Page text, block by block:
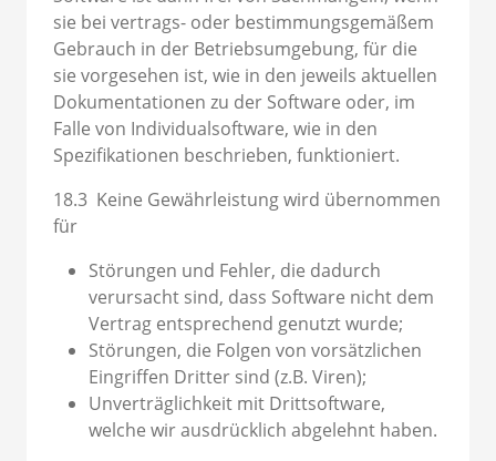
sie bei vertrags- oder bestimmungsgemäßem
Gebrauch in der Betriebsumgebung, für die
sie vorgesehen ist, wie in den jeweils aktuellen
Dokumentationen zu der Software oder, im
Falle von Individualsoftware, wie in den
Spezifikationen beschrieben, funktioniert.
18.3 Keine Gewährleistung wird übernommen
für
Störungen und Fehler, die dadurch
verursacht sind, dass Software nicht dem
Vertrag entsprechend genutzt wurde;
Störungen, die Folgen von vorsätzlichen
Eingriffen Dritter sind (z.B. Viren);
Unverträglichkeit mit Drittsoftware,
welche wir ausdrücklich abgelehnt haben.